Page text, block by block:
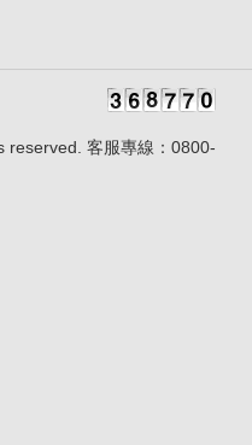
reserved. 客服專線：0800-